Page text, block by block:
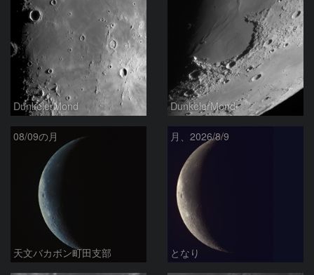
DunkelerMond DunkelerMond
08/09の月
天文バカボン町田支部
月、2026/8/9
となり